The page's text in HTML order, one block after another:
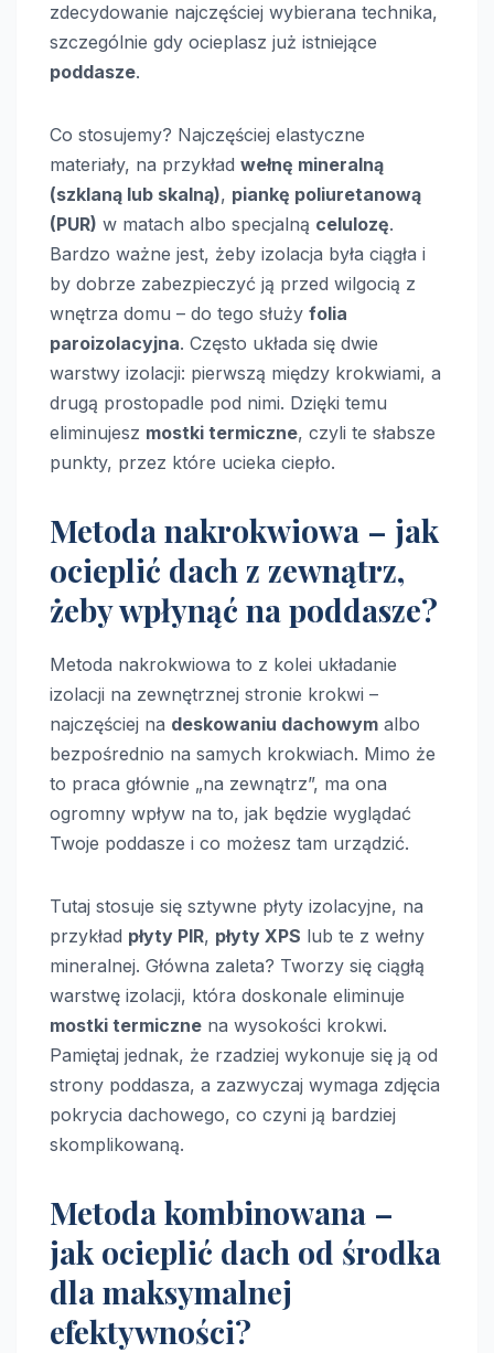
zdecydowanie najczęściej wybierana technika,
szczególnie gdy ocieplasz już istniejące
poddasze.
Co stosujemy? Najczęściej elastyczne
materiały, na przykład wełnę mineralną
(szklaną lub skalną), piankę poliuretanową
(PUR) w matach albo specjalną celulozę.
Bardzo ważne jest, żeby izolacja była ciągła i
by dobrze zabezpieczyć ją przed wilgocią z
wnętrza domu – do tego służy folia
paroizolacyjna. Często układa się dwie
warstwy izolacji: pierwszą między krokwiami, a
drugą prostopadle pod nimi. Dzięki temu
eliminujesz mostki termiczne, czyli te słabsze
punkty, przez które ucieka ciepło.
Metoda nakrokwiowa – jak
ocieplić dach z zewnątrz,
żeby wpłynąć na poddasze?
Metoda nakrokwiowa to z kolei układanie
izolacji na zewnętrznej stronie krokwi –
najczęściej na deskowaniu dachowym albo
bezpośrednio na samych krokwiach. Mimo że
to praca głównie „na zewnątrz”, ma ona
ogromny wpływ na to, jak będzie wyglądać
Twoje poddasze i co możesz tam urządzić.
Tutaj stosuje się sztywne płyty izolacyjne, na
przykład płyty PIR, płyty XPS lub te z wełny
mineralnej. Główna zaleta? Tworzy się ciągłą
warstwę izolacji, która doskonale eliminuje
mostki termiczne na wysokości krokwi.
Pamiętaj jednak, że rzadziej wykonuje się ją od
strony poddasza, a zazwyczaj wymaga zdjęcia
pokrycia dachowego, co czyni ją bardziej
skomplikowaną.
Metoda kombinowana –
jak ocieplić dach od środka
dla maksymalnej
efektywności?